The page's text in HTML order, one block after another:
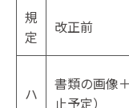
規
定
改正前
ハ
書類の画像
止予定）